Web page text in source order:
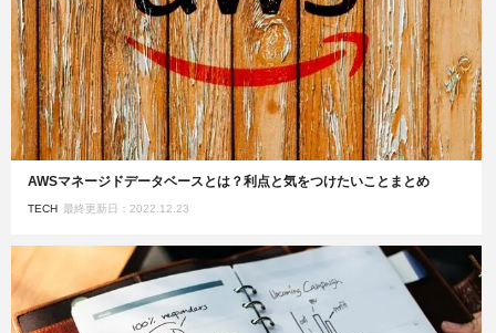
AWSマネージドデータベースとは？利点と気をつけたいことまとめ
TECH 最終更新日：2022.12.23